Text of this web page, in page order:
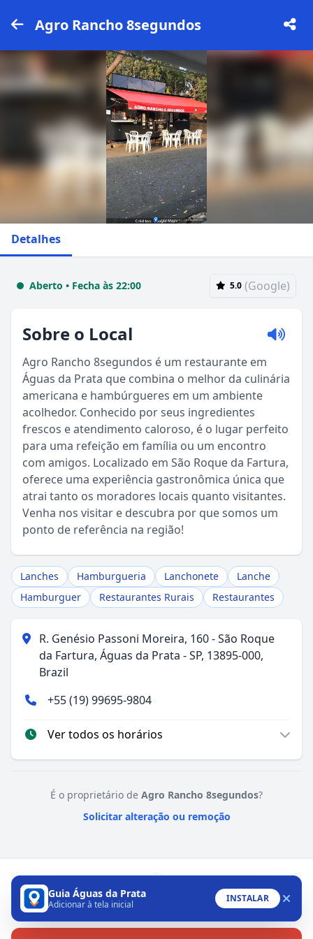
Agro Rancho 8segundos
Detalhes
Aberto • Fecha às 22:00 5.0 (Google)
Sobre o Local
Agro Rancho 8segundos é um restaurante em
Águas da Prata que combina o melhor da culinária
americana e hambúrgueres em um ambiente
acolhedor. Conhecido por seus ingredientes
frescos e atendimento caloroso, é o lugar perfeito
para uma refeição em família ou um encontro
com amigos. Localizado em São Roque da Fartura,
oferece uma experiência gastronômica única que
atrai tanto os moradores locais quanto visitantes.
Venha nos visitar e descubra por que somos um
ponto de referência na região!
Lanches Hamburgueria Lanchonete
Lanche
Hamburguer
Restaurantes Rurais Restaurantes
R. Genésio Passoni Moreira, 160 - São Roque
da Fartura, Águas da Prata - SP, 13895-000,
Brazil
+55 (19) 99695-9804
Ver todos os horários
É o proprietário de Agro Rancho 8segundos?
Solicitar alteração ou remoção
Sou Turista em Águas da Prata
Guia Águas da Prata
Adicionar à tela inicial
INSTALAR